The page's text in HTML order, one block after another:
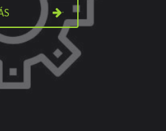
MÁS